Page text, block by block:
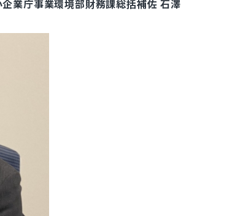
業庁事業環境部財務課総括補佐 石澤